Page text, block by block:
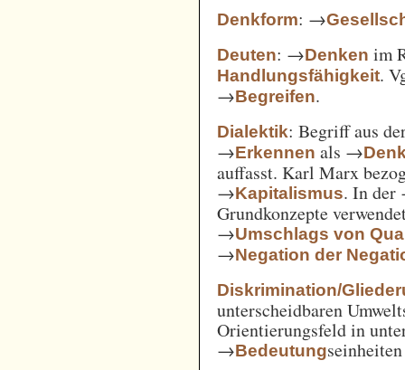
Denkform: →
Deuten: →Denken im
Handlungsfähigkeit.
→Begreifen.
Dialektik: Begriff aus
→Erkennen als →
auffasst. Karl Marx
→Kapitalismus. In
Grundkonzepte
→Umschlags von
→Negation der
Diskrimination/
unterscheidbaren
Orientierungsfeld in
→Bedeutung